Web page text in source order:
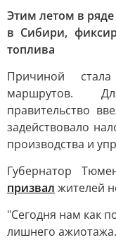
Этим летом в
в Сибири,
топлива
Причиной стала
маршрутов.
правительство
задействовало
производства и
Губернатор
призвал жителей
"Сегодня нам как
лишнего